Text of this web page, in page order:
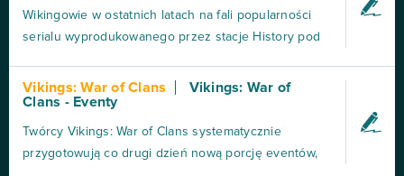
Vikings: War of clans. Nigdy nie przejawiałem zain...
Wikingowie w ostatnich latach na fali popularności
serialu wyprodukowanego przez stacje History pod
prawdziwy renesans. Pojawia się coraz więcej
książek, filmów i gier związanych z kulturą
skandynawskich wojowników, która zaczęła
fascynować współczesnych...
Vikings: War of Clans
Vikings: War of
Clans - Eventy
Twórcy Vikings: War of Clans systematycznie
przygotowują co drugi dzień nową porcję eventów,